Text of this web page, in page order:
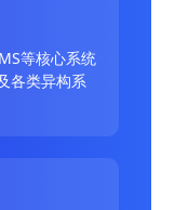
等核心系统
各类异构系